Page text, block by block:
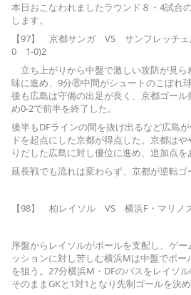
本日おこなわれましたラウンド８・4試合
します。
【97】 京都サンガ VS サンフレッ
0 1-0)2
立ち上がりから中盤で激しい攻防が見
味に進め、9分⑧中間がシュートのこぼれ
後も広島は守備の出足が良く、京都ゴー
め0-2で前半を終了した。
後半もDFラインの間を抜け出るなど広島
ドを起点にした京都が得点した。京都は
りだした広島に対し優位に進め、追加点を
延長戦でも流れは変わらず、京都が逆転ゴ
【98】 柏レイソル VS 横浜F・マリ
序盤からレイソルがボールを支配し、ゲ
ッションに対し苦しむ横浜Mは中盤でボ
を狙う。27分横浜M・DFのパスをレイソ
そのままGKと1対1となり先制ゴールを決